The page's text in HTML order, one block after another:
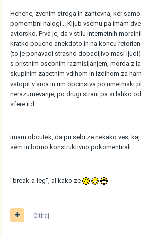
Hehehe, zvenim stroga in zahtevna, ker
pomembni nalogi... Kljub vsemu pa imam
avtorsko. Prva je, da v stilu internetnih
kratko poucno anekdoto in na koncu
(to je ponavadi strasno dopadljivo masi
s pristnim osebnim razmisljanjem, morda z
skupinim zacetnim vdihom in izdihom za
vstopit v srca in um obcinstva po umetniski
nerazumevanje, po drugi strani pa si lahko
sfere itd.
Imam obcutek, da pri sebi ze nekako ves,
sem in bomo konstruktivno pokomentirali.
"break-a-leg", al kako ze
Citiraj